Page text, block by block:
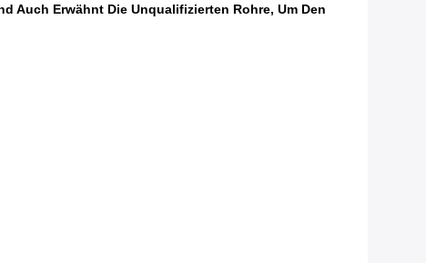
Auch Erwähnt Die Unqualifizierten Rohre, Um Den